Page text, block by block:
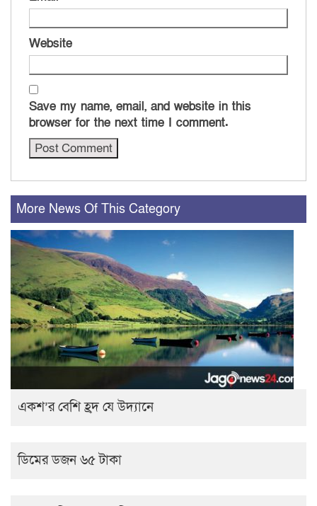
Website
Save my name, email, and website in this
browser for the next time I comment.
More News Of This Category
একশ’র বেশি হ্রদ যে উদ্যানে
ডিমের ডজন ৬৫ টাকা